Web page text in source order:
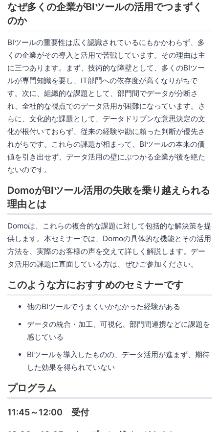
なぜ多くの企業がBIツールの活用でつまずく
のか
BIツールの重要性は広く認識されているにもかかわらず、多
くの企業がその導入と活用で苦戦しています。その理由は主
に三つあります。まず、技術的な障壁として、多くのBIツー
ルが専門知識を要し、IT部門への依存度が高くなりがちで
す。次に、組織的な課題として、部門間でデータが分断さ
れ、全社的な視点でのデータ活用が困難になっています。さ
らに、文化的な課題として、データドリブンな意思決定の文
化が根付いておらず、従来の経験や勘に頼った判断が優先さ
れがちです。これらの課題が相まって、BIツールの本来の価
値を引き出せず、データ活用の壁にぶつかる企業が後を絶た
ないのです。
DomoがBIツール活用の失敗を乗り越えられる
理由とは
Domoは、これらの複合的な課題に対して包括的な解決策を提
供します。本セミナーでは、Domoの具体的な機能とその活用
方法を、実際のお客様の声を交えて詳しく解説します。デー
タ活用の課題に直面している方は、ぜひご参加ください。
このような方におすすめのセミナーです
他のBIツールでうまくいかなかった経験がある
データの統合・加工、可視化、部門間連携などに課題を
感じている
BIツールを導入したものの、データ活用が進まず、期待
した効果を得られていない
プログラム
11:45～12:00 受付